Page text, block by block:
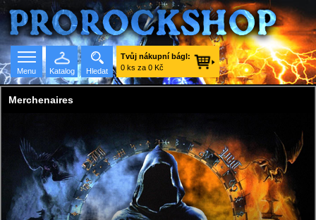
Hledat
Seznam skupin
Menu
Tvůj nákupní bágl:
0 ks za 0 Kč
Merchenaires
Katalog